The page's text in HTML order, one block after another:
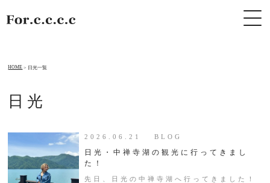
HOME 日光一覧
日光
2026.06.21 BLOG
日光・中禅寺湖の観光に行ってきまし
た！
先日、日光の中禅寺湖へ行ってきました！